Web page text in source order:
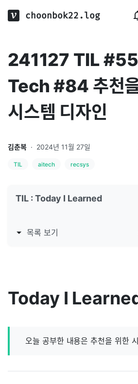
choonbok22.log
241127 TIL
Tech #84 추천
시스템 디자인
김춘복 · 2024년 11월 27일
TIL aitech recsys
TIL : Today I Learned
목록 보기
Today I
오늘 공부한 내용은 추천을 위한